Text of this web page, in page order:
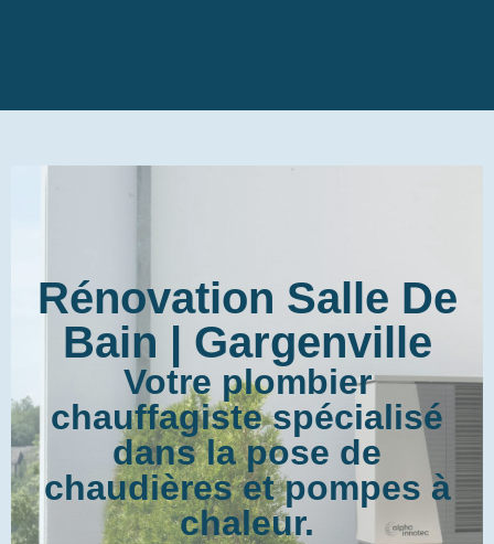
Rénovation Salle De
Bain | Gargenville
Votre plombier
chauffagiste spécialisé
dans la pose de
chaudières et pompes à
chaleur.